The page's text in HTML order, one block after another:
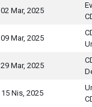
02 Mar, 2025
09 Mar, 2025
29 Mar, 2025
15 Nis, 2025